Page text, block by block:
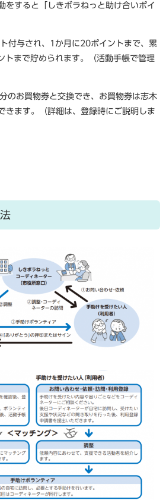
をすると「しきボラねっと助け合いポイ
付与され、1か月に20ポイントまで、累
トまで貯められます。（活動手帳で管理
のお買物券と交換でき、お買物券は志木
きます。（詳細は、登録時にご説明しま